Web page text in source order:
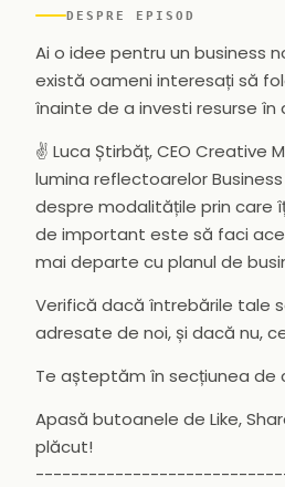
DESPRE EPISOD
Ai o idee pentru un business
există oameni interesați să
înainte de a investi resurse în
✌️ Luca Știrbăț, CEO Creative
lumina reflectoarelor
despre modalitățile prin care
de important este să faci
mai departe cu planul de
Verifică dacă întrebările tale
adresate de noi, și dacă nu,
Te așteptăm în secțiunea de
Apasă butoanele de Like,
plăcut!